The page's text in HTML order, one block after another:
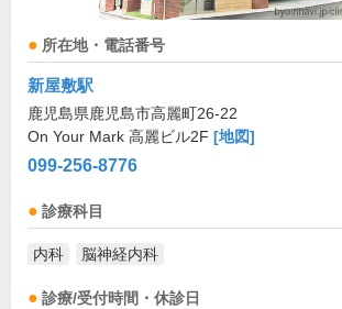
所在地・電話番号
新屋敷駅
鹿児島県鹿児島市高麗町26-22
On Your Mark 高麗ビル2F [地図]
099-256-8776
診療科目
内科 脳神経内科
診療/受付時間・休診日